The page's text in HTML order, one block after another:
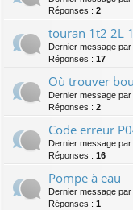
Réponses : 2
touran 1t2 2L
Dernier message par
Réponses : 17
Où trouver
Dernier message par
Réponses : 2
Code erreur
Dernier message par
Réponses : 16
Pompe à eau
Dernier message par
Réponses : 1